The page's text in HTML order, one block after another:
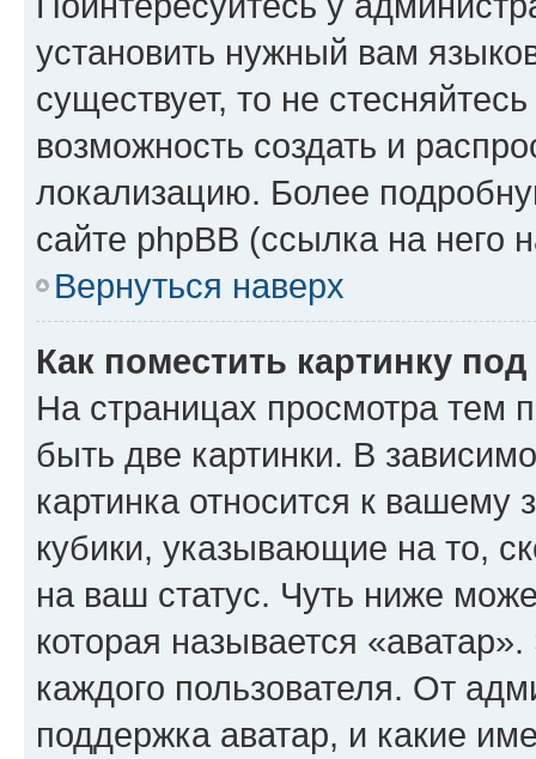
установить нужный вам
существует, то не
возможность создать и
локализацию. Более
сайте phpBB (ссылка на него
Вернуться наверх
Как поместить картинку
На страницах просмотра тем
быть две картинки. В
картинка относится к
кубики, указывающие на то,
на ваш статус. Чуть ниже
которая называется
каждого пользователя. От
поддержка аватар, и какие